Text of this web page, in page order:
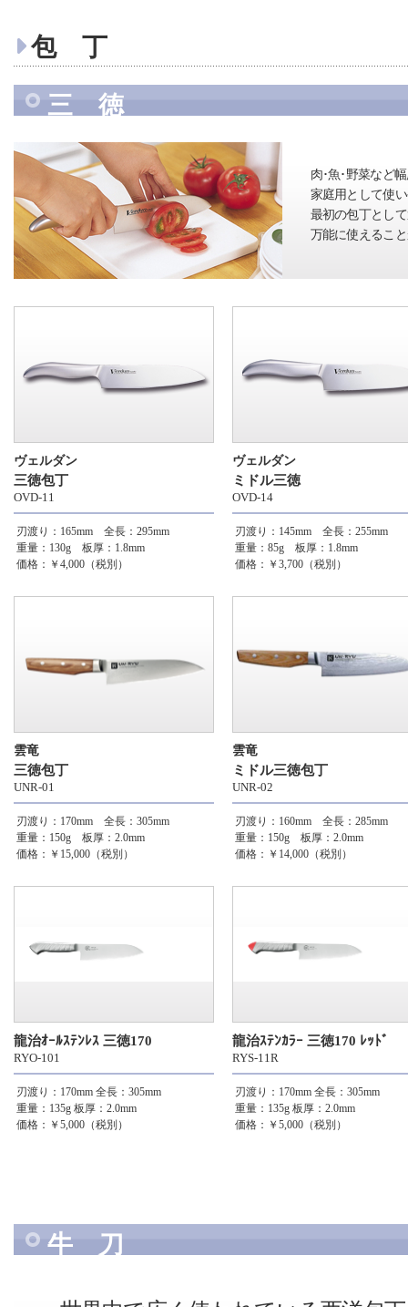
包 丁
三 徳
肉･魚･野菜など
家庭用として使
最初の包丁とし
万能に使えるこ
ヴェルダン
三徳包丁
OVD-11
刃渡り：165mm 全長：295mm
重量：130g 板厚：1.8mm
価格：￥4,000（税別）
ヴェルダン
ミドル三徳
OVD-14
刃渡り：145mm 全長：255mm
重量：85g 板厚：1.8mm
価格：￥3,700（税別）
雲竜
三徳包丁
UNR-01
刃渡り：170mm 全長：305mm
重量：150g 板厚：2.0mm
価格：￥15,000（税別）
雲竜
ミドル三徳包丁
UNR-02
刃渡り：160mm 全長：285mm
重量：150g 板厚：2.0mm
価格：￥14,000（税別）
龍治ｵｰﾙｽﾃﾝﾚｽ 三徳170
RYO-101
刃渡り：170mm 全長：305mm
重量：135g 板厚：2.0mm
価格：￥5,000（税別）
龍治ｽﾃﾝｶﾗｰ 三徳170 ﾚｯﾄﾞ
RYS-11R
刃渡り：170mm 全長：305mm
重量：135g 板厚：2.0mm
価格：￥5,000（税別）
牛 刀